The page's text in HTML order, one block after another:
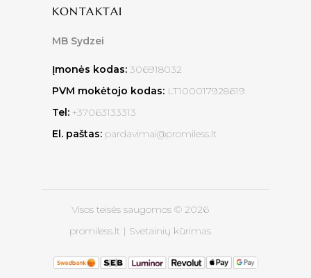
KONTAKTAI
MB Sydzei
Įmonės kodas: 306918032
PVM mokėtojo kodas: LT100017928619
Tel: +37063133313
El. paštas: pardavimai@promiless.lt
Visos teisės saugomos © 2026
promiless.lt | Svetainių kūrimas